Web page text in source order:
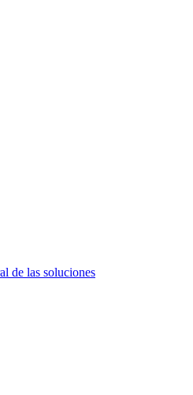
de las soluciones